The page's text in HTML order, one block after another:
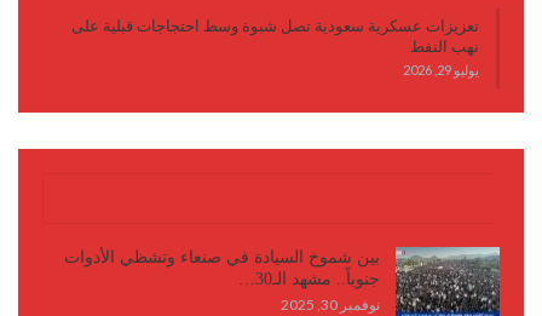
تعزيزات عسكرية سعودية تصل شبوة وسط احتجاجات قبلية على
نهب النفط
يوليو 29, 2026
بين شموخ السيادة في صنعاء وتشظي الأدوات
جنوباً.. مشهد الـ30…
نوفمبر 30, 2025